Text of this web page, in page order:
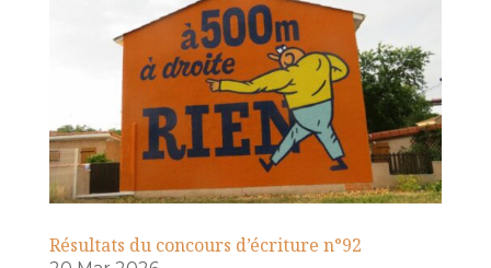
Résultats du concours d’écriture n°92